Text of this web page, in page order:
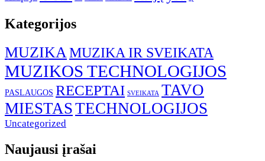
Kategorijos
MUZIKAMUZIKA IR SVEIKATA
MUZIKOS TECHNOLOGIJOS
PASLAUGOS RECEPTAI SVEIKATA TAVO
MIESTASTECHNOLOGIJOS
Uncategorized
Naujausi įrašai